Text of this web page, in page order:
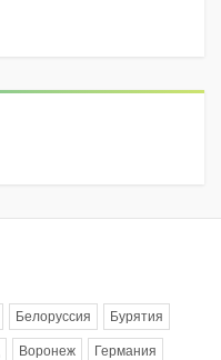
Белоруссия Бурятия
Воронеж Германия